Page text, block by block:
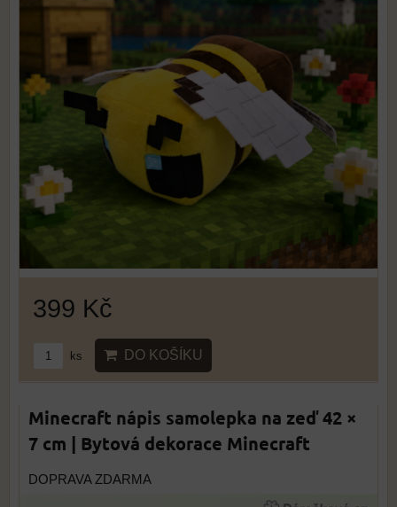
399 Kč
ks DO KOŠÍKU
Minecraft nápis samolepka na zeď 42 ×
7 cm | Bytová dekorace Minecraft
DOPRAVA ZDARMA